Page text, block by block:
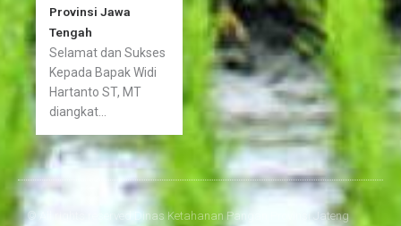
Provinsi Jawa
Tengah
Selamat dan Sukses
Kepada Bapak Widi
Hartanto ST, MT
diangkat...
© All rights reserved Dinas Ketahanan Pangan Provinsi Jateng